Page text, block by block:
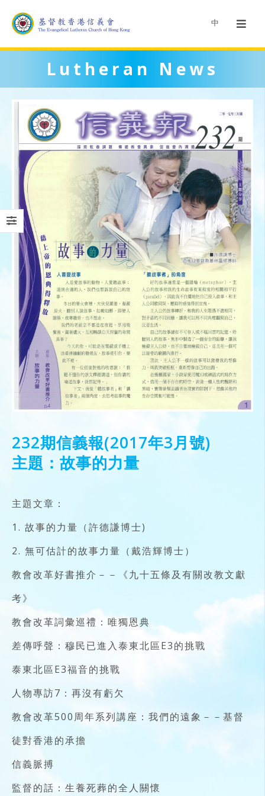
中
Lutheran News
232期信義報(2017年3月號)
主題：故事的力量
主題文章：
1. 故事的力量（許德謙博士)
2. 無可估計的故事力量（戴浩輝博士）
教會改革好書推介－－《九十五條及有關改教文獻
考》
教會改革詞彙巡禮：唯獨恩典
差傳呼聲：穆民已進入泰東北區E3的挑戰
泰東北區E3福音的挑戰
人物專訪7：再沒有虧欠
教會改革500周年系列講座：我們的遠象－－基督
徒對香港的承擔
信義脈搏
監督的話：生養死葬的全人關懷